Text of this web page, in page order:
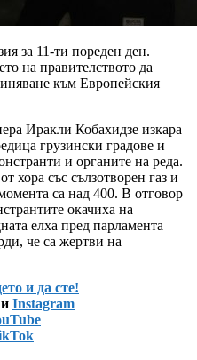
за 11-ти пореден ден.
на правителството да
към Европейския
Иракли Кобахидзе изкара
грузински градове и
и органите на реда.
хора със сълзотворен газ и
са над 400. В отговор
окачиха на
елха пред парламента
че са жертви на
и да сте!
и Instagram